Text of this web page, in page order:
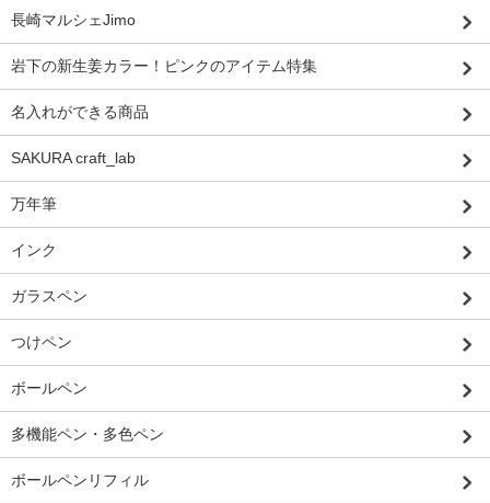
長崎マルシェJimo
岩下の新生姜カラー！ピンクのアイテム特集
名入れができる商品
SAKURA craft_lab
万年筆
インク
ガラスペン
つけペン
ボールペン
多機能ペン・多色ペン
ボールペンリフィル